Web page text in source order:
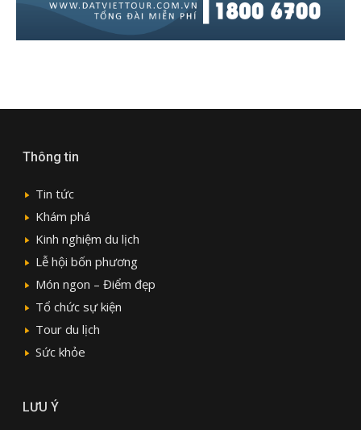
Thông tin
Tin tức
Khám phá
Kinh nghiệm du lịch
Lễ hội bốn phương
Món ngon – Điểm đẹp
Tổ chức sự kiện
Tour du lịch
Sức khỏe
LƯU Ý